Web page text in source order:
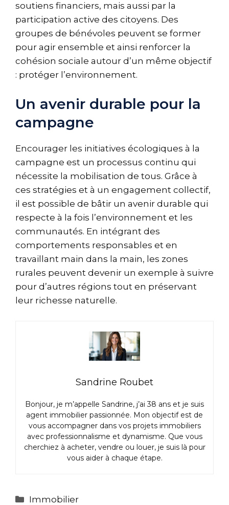
soutiens financiers, mais aussi par la
participation active des citoyens. Des
groupes de bénévoles peuvent se former
pour agir ensemble et ainsi renforcer la
cohésion sociale autour d’un même objectif
: protéger l’environnement.
Un avenir durable pour la
campagne
Encourager les initiatives écologiques à la
campagne est un processus continu qui
nécessite la mobilisation de tous. Grâce à
ces stratégies et à un engagement collectif,
il est possible de bâtir un avenir durable qui
respecte à la fois l’environnement et les
communautés. En intégrant des
comportements responsables et en
travaillant main dans la main, les zones
rurales peuvent devenir un exemple à suivre
pour d’autres régions tout en préservant
leur richesse naturelle.
Sandrine Roubet
Bonjour, je m’appelle Sandrine, j’ai 38 ans et je suis
agent immobilier passionnée. Mon objectif est de
vous accompagner dans vos projets immobiliers
avec professionnalisme et dynamisme. Que vous
cherchiez à acheter, vendre ou louer, je suis là pour
vous aider à chaque étape.
Catégories
Immobilier